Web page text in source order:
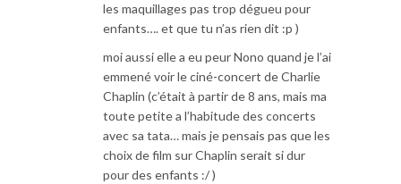
les maquillages pas trop dégueu pour
enfants…. et que tu n’as rien dit :p )
moi aussi elle a eu peur Nono quand je l’ai
emmené voir le ciné-concert de Charlie
Chaplin (c’était à partir de 8 ans, mais ma
toute petite a l’habitude des concerts
avec sa tata… mais je pensais pas que les
choix de film sur Chaplin serait si dur
pour des enfants :/ )